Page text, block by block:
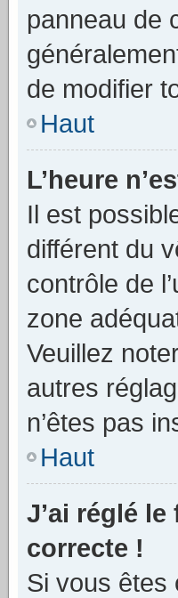
panneau de
de modifier
Haut
L’heure
Il est
différent du
contrôle de
zone
Veuillez
autres
n’êtes pas
Haut
J’ai réglé
correcte !
Si vous êtes